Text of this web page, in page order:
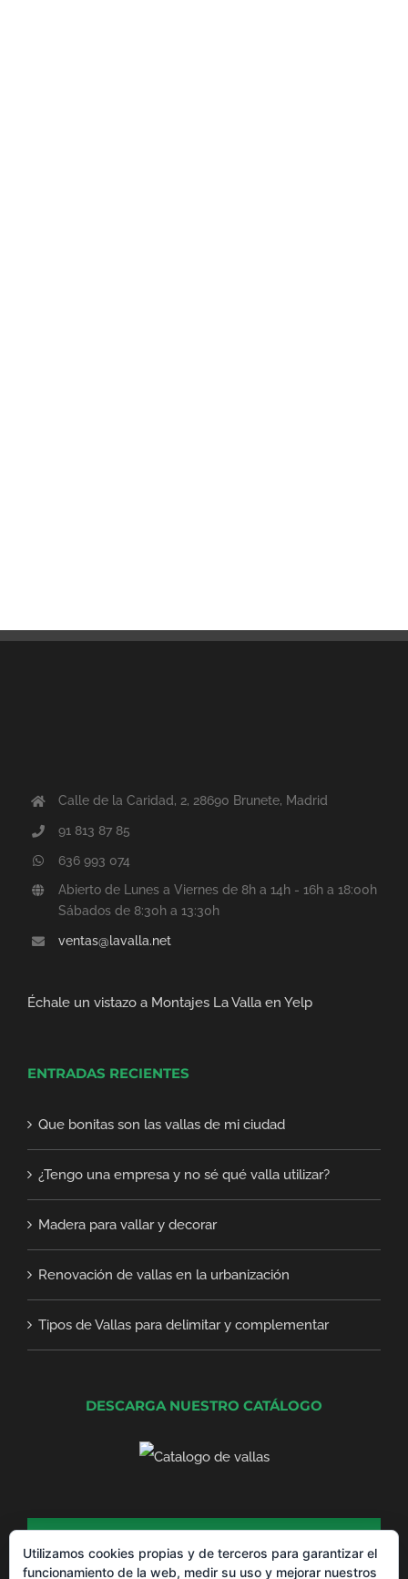
Calle de la Caridad, 2, 28690 Brunete, Madrid
91 813 87 85
636 993 074
Abierto de Lunes a Viernes de 8h a 14h - 16h a 18:00h
Sábados de 8:30h a 13:30h
ventas@lavalla.net
Échale un vistazo a Montajes La Valla en Yelp
ENTRADAS RECIENTES
Que bonitas son las vallas de mi ciudad
¿Tengo una empresa y no sé qué valla utilizar?
Madera para vallar y decorar
Renovación de vallas en la urbanización
Tipos de Vallas para delimitar y complementar
DESCARGA NUESTRO CATÁLOGO
PRODUCTOS
Utilizamos cookies propias y de terceros para garantizar el
funcionamiento de la web, medir su uso y mejorar nuestros